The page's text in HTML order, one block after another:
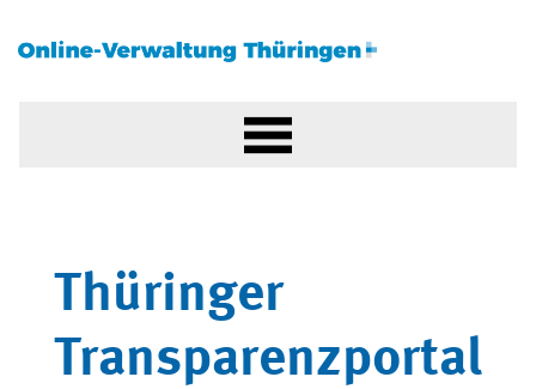
Thüringer
Transparenzportal